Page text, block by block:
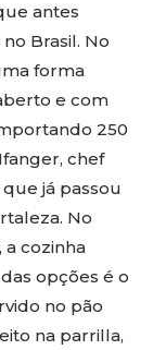
antes
Brasil. No
forma
e com
250
chef
já passou
No
cozinha
opções é o
no pão
na parrilla,